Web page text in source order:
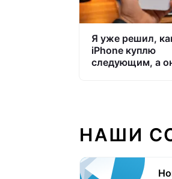
Я уже решил,
iPhone куплю
следующим, а
НАШИ